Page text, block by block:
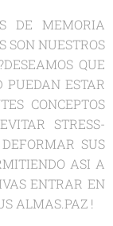
DE MEMORIA
SON NUESTROS
QUE
ESTAR
CONCEPTOS
STRESS-
SUS
ASI A
ENTRAR EN
ALMAS.PAZ !